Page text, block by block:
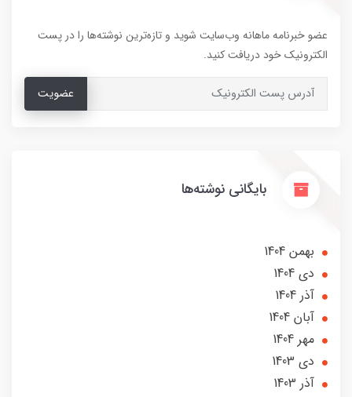
عضو خبرنامه ماهانه وب‌سایت شوید و تازه‌ترین نوشته‌ها را در پست
الکترونیک خود دریافت کنید.
عضویت
بایگانی نوشته‌ها
بهمن 1404
دی 1404
آذر 1404
آبان 1404
مهر 1404
دی 1403
آذر 1403